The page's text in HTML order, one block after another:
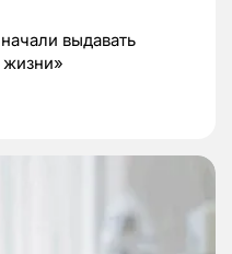
выдавать
жизни»